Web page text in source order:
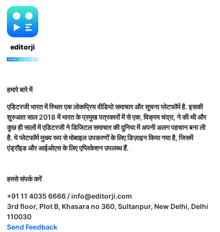
editorji
हमारे बारे में
एडिटरजी भारत में स्थित एक लोकप्रिय वीडियो समाचार और सूचना प्लेटफॉर्म है. इसकी
शुरुआत साल 2018 में भारत के प्रमुख पत्रकारों में से एक, विक्रम चंद्रा, ने की थी और
कुछ ही सालों में एडिटरजी ने डिजिटल समाचार की दुनिया में अपनी अलग पहचान बना ली
है. ये प्लेटफॉर्म मुख्य रूप से मोबाइल उपकरणों के लिए डिज़ाइन किया गया है, जिसमें
एंड्रॉइड और आईओएस के लिए एप्लिकेशन उपलब्ध हैं.
हमसे संपर्क करें
+91 11 4035 6666 / info@editorji.com
3rd floor, Plot B, Khasara no 360, Sultanpur, New Delhi, Delhi
110030
Send Feedback